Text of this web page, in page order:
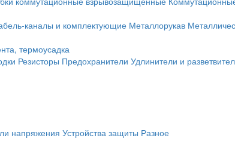
каналы и комплектующие Металлорукав
термоусадка
Резисторы Предохранители Удлинители и
напряжения Устройства защиты Разное